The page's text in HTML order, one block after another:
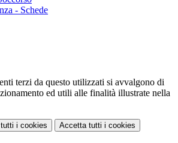
- Schede
terzi da questo utilizzati si avvalgono di
ed utili alle finalità illustrate nella
i cookies Accetta tutti i cookies